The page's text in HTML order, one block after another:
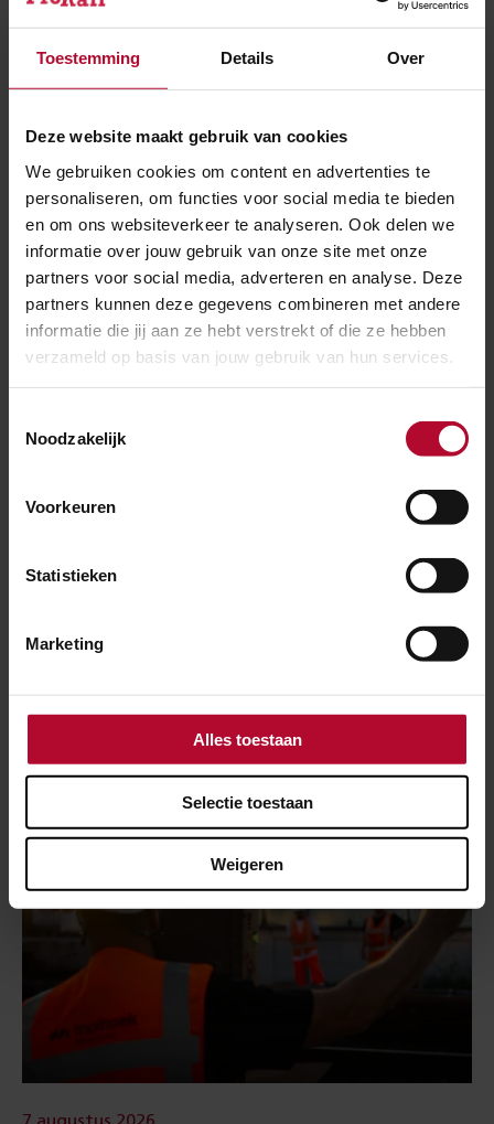
Toestemming Details Over
Deze website maakt gebruik van cookies
We gebruiken cookies om content en advertenties te
personaliseren, om functies voor social media te bieden
en om ons websiteverkeer te analyseren. Ook delen we
informatie over jouw gebruik van onze site met onze
partners voor social media, adverteren en analyse. Deze
partners kunnen deze gegevens combineren met andere
informatie die jij aan ze hebt verstrekt of die ze hebben
verzameld op basis van jouw gebruik van hun services.
Noodzakelijk
Voorkeuren
Statistieken
Marketing
Alles toestaan
Selectie toestaan
Weigeren
grondstoffen. Om het wat tastbaarder te maken:
ProRail wil dat in 2030 de helft van het
gebruikte
materiaal hergebruiktwordt is. Daar is dit project in
Lees verder bij
Materialen
Meer over:
Meer nieuws